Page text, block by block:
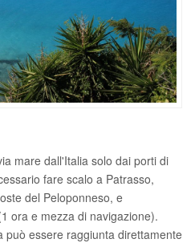
mare dall'Italia solo dai porti di
fare scalo a Patrasso,
del Peloponneso, e
ora e mezza di navigazione).
può essere raggiunta direttamente